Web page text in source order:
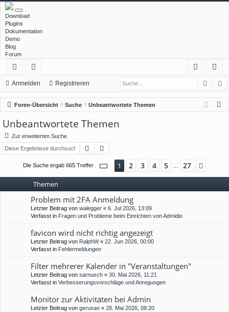
Download
Plugins
Dokumentation
Demo
Blog
Forum
ch
ne
llz
ug
rif
or
en
m
el
ist
rie
Anmelden Registrieren
Foren-Übersicht Suche Unbeantwortete Themen
Unbeantwortete Themen
Zur erweiterten Suche
Suche
Die Suche ergab 665 Treffer Seite 1 von 27
1 2 3 4 5 27
Themen
Problem mit 2FA Anmeldung
Letzter Beitrag von walegger « 6. Jul 2026, 13:09
Verfasst in Fragen und Probleme beim Einrichten von Admidio
favicon wird nicht richtig angezeigt
Letzter Beitrag von RalphW« 22. Jun 2026, 00:00
Verfasst in Fehlermeldungen
Filter mehrerer Kalender in "Veranstaltungen"
Letzter Beitrag von sarnusch « 30. Mai 2026, 11:21
Verfasst in Verbesserungsvorschläge und Anregungen
Monitor zur Aktivitäten bei Admin
Letzter Beitrag von gerusan « 28. Mai 2026, 08:20